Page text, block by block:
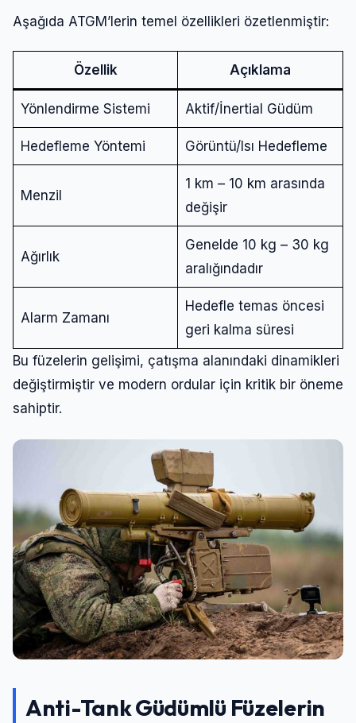
Aşağıda ATGM’lerin temel özellikleri özetlenmiştir:
Özellik Açıklama
Yönlendirme Sistemi Aktif/İnertial Güdüm
Hedefleme Yöntemi Görüntü/Isı Hedefleme
Menzil
1 km – 10 km arasında
değişir
Ağırlık
Genelde 10 kg – 30 kg
aralığındadır
Alarm Zamanı
Hedefle temas öncesi
geri kalma süresi
Bu füzelerin gelişimi, çatışma alanındaki dinamikleri
değiştirmiştir ve modern ordular için kritik bir öneme
sahiptir.
Anti-Tank Güdümlü Füzelerin